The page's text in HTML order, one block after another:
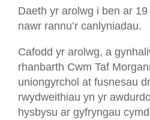
Daeth yr arolwg i ben ar
nawr rannu’r canlyniadau.
Cafodd yr arolwg, a
rhanbarth Cwm Taf
uniongyrchol at fusnesau
rwydweithiau yn yr
hysbysu ar gyfryngau